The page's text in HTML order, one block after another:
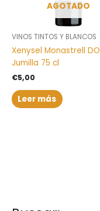
AGOTADO
VINOS TINTOS Y BLANCOS
Xenysel Monastrell DO
Jumilla 75 cl
€5,00
Leer más